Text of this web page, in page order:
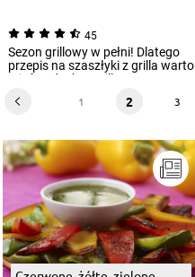
45
Sezon grillowy w pełni! Dlatego
przepis na szaszłyki z grilla warto
mieć pod ręką. Grillowane prz...
1 2 3